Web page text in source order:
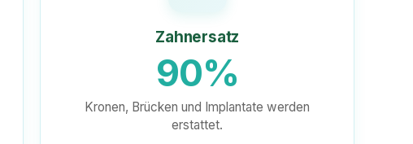
Zahnersatz
90%
Kronen, Brücken und Implantate werden
erstattet.